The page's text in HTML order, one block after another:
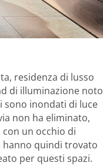
residenza di lusso
di illuminazione noto
sono inondati di luce
non ha eliminato,
con un occhio di
hanno quindi trovato
per questi spazi.